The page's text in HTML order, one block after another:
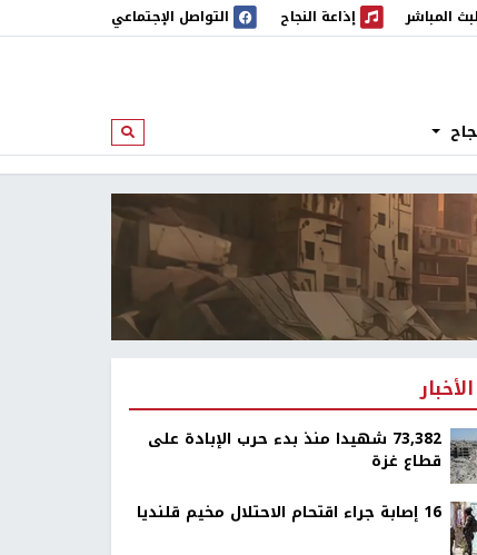
المباشر إذاعة النجاح
إذاعة النجاح التواصل الإجتماعي
ابحث
73,382 شهيدا منذ بدء حرب الإبادة على
قطاع غزة
16 إصابة جراء اقتحام الاحتلال مخيم قلنديا